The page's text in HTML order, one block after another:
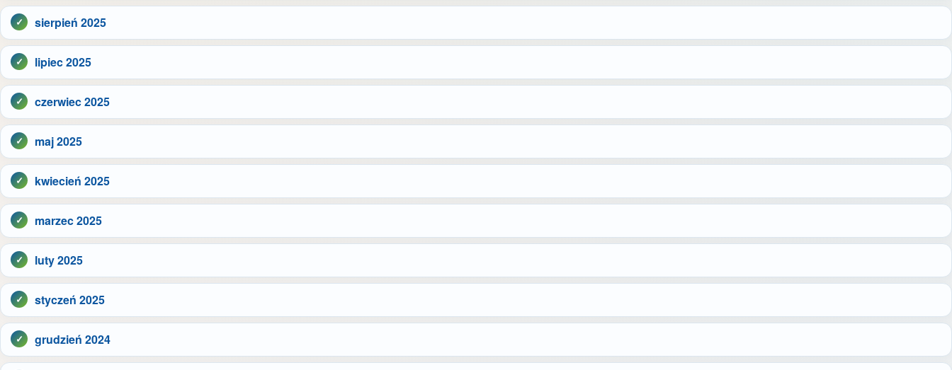
sierpień 2025
lipiec 2025
czerwiec 2025
maj 2025
kwiecień 2025
marzec 2025
luty 2025
styczeń 2025
grudzień 2024